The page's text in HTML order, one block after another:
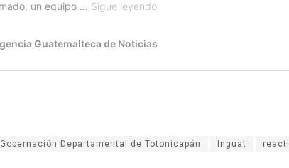
Gobernación Departamental de Totonicapán Inguat